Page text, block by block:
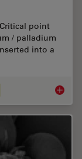
point
/ palladium
into a